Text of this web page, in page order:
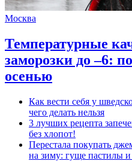
Москва
Температурные
заморозки до –6:
осенью
Как вести себя у
чего делать нельзя
3 лучших рецепта
без хлопот!
Перестала покупать
на зиму: гуще пастилы и